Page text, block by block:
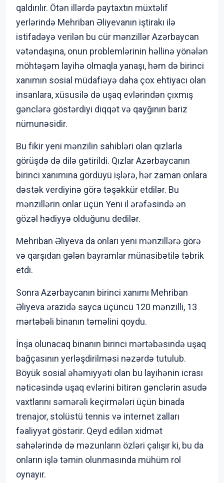
qaldırılır. Ötən illərdə paytaxtın müxtəlif
yerlərində Mehriban Əliyevanın iştirakı ilə
istifadəyə verilən bu cür mənzillər Azərbaycan
vətəndaşına, onun problemlərinin həllinə yönələn
möhtəşəm layihə olmaqla yanaşı, həm də birinci
xanımın sosial müdafiəyə daha çox ehtiyacı olan
insanlara, xüsusilə də uşaq evlərindən çıxmış
gənclərə göstərdiyi diqqət və qayğının bariz
nümunəsidir.
Bu fikir yeni mənzilin sahibləri olan qızlarla
görüşdə də dilə gətirildi. Qızlar Azərbaycanın
birinci xanımına gördüyü işlərə, hər zaman onlara
dəstək verdiyinə görə təşəkkür etdilər. Bu
mənzillərin onlar üçün Yeni il ərəfəsində ən
gözəl hədiyyə olduğunu dedilər.
Mehriban Əliyeva da onları yeni mənzillərə görə
və qarşıdan gələn bayramlar münasibətilə təbrik
etdi.
Sonra Azərbaycanın birinci xanımı Mehriban
Əliyeva ərazidə sayca üçüncü 120 mənzilli, 13
mərtəbəli binanın təməlini qoydu.
İnşa olunacaq binanın birinci mərtəbəsində uşaq
bağçasının yerləşdirilməsi nəzərdə tutulub.
Böyük sosial əhəmiyyəti olan bu layihənin icrası
nəticəsində uşaq evlərini bitirən gənclərin asudə
vaxtlarını səmərəli keçirmələri üçün binada
trenajor, stolüstü tennis və internet zalları
fəaliyyət göstərir. Qeyd edilən xidmət
sahələrində də məzunların özləri çalışır ki, bu da
onların işlə təmin olunmasında mühüm rol
oynayır.